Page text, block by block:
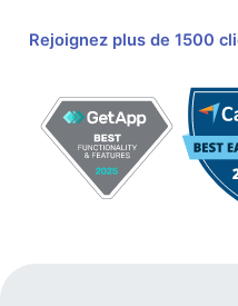
Rejoignez plus de 1500